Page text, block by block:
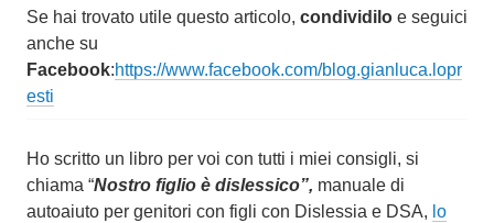
Se hai trovato utile questo articolo, condividilo e seguici
anche su
Facebook:https://www.facebook.com/blog.gianluca.lopr
esti
Ho scritto un libro per voi con tutti i miei consigli, si
chiama “Nostro figlio è dislessico”, manuale di
autoaiuto per genitori con figli con Dislessia e DSA, lo